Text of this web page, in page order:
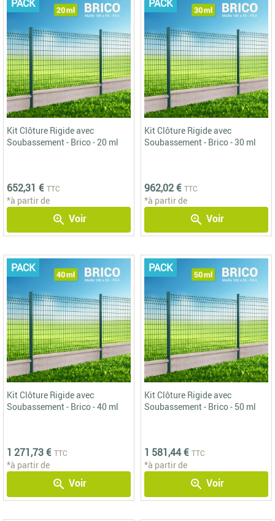
Kit Clôture Rigide avec
Soubassement - Brico - 20 ml
652,31 € TTC
*à partir de
zoom_in Voir
PACK
Kit Clôture Rigide avec
Soubassement - Brico - 30 ml
962,02 € TTC
*à partir de
zoom_in Voir
PACK
Kit Clôture Rigide avec
Soubassement - Brico - 40 ml
1 271,73 € TTC
*à partir de
zoom_in Voir
PACK
Kit Clôture Rigide avec
Soubassement - Brico - 50 ml
1 581,44 € TTC
*à partir de
zoom_in Voir
PACK